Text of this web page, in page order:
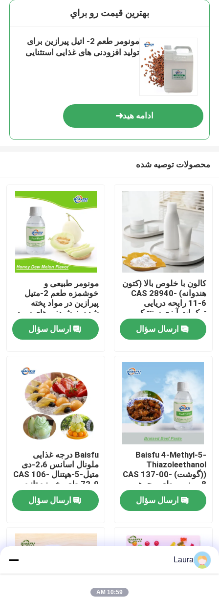
خونه
ویدیو
نمایش VR
درباره ما
تور کارخانه
کنترل کیفیت
اخبار
بهترين قيمت رو براي
مونومر طعم 2- اتیل پیرازین برای
تولید افزودنی های غذایی استثنایی
ادامه هید
محصولات توصیه شده
کالون با خلوص بالا (کتون
هندوانه) CAS 28940-
11-6 رایحه دریایی
ترکیبات آبزی سنتتیک
برای عطرسازی و لوازم
آرایشی ارسال سؤال
مونومر طبیعی و
خوشمزه طعم 2-متیل
پیرازین در مواد پخته
شده، نوشیدنی های سرد،
تنباکو استفاده می شود
ارسال سؤال
Baisfu 4-Methyl-5-
Thiazoleethanol
((گوشت) CAS 137-00-
8 مونومر طعم، جوهر
کمک کننده
ارسال سؤال
Baisfu درجه غذایی
ملونال اسانس 2،6-دی
متیل-5-هپتنال CAS 106-
72-9 طعم خربزه تازه
برای نوشیدنی و عطر
روزانه
ارسال سؤال
Laura
10:59 AM